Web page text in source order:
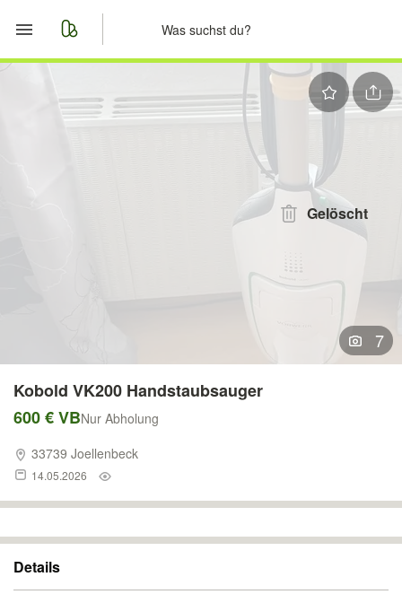
Merkliste
Gelöscht
7
Kobold VK200 Handstaubsauger
600 € VBNur Abholung
33739 Joellenbeck
14.05.2026
Details